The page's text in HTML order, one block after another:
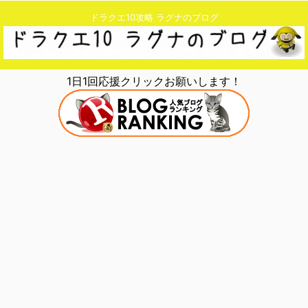
ドラクエ10攻略 ラグナのブログ
1日1回応援クリックお願いします！